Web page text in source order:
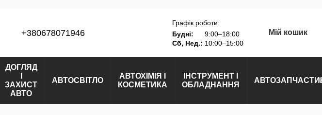
+380678071946
Графік роботи:
Будні:
9:00–18:00
Сб, Нед.: 10:00–15:00
Мій кошик
ДОГЛЯД
ЗАХИСТ
АВТО
АВТОСВІТЛО
АВТОХІМІЯ І
КОСМЕТИКА
ІНСТРУМЕНТ І
ОБЛАДНАННЯ